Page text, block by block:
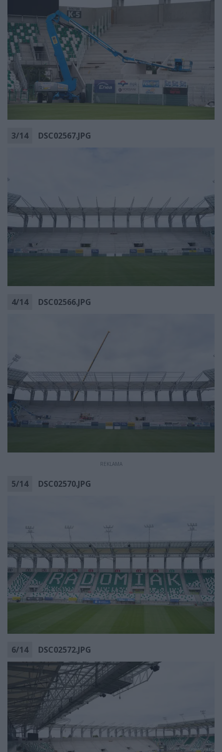
3/14 DSC02567.JPG
4/14 DSC02566.JPG
REKLAMA
5/14 DSC02570.JPG
6/14 DSC02572.JPG